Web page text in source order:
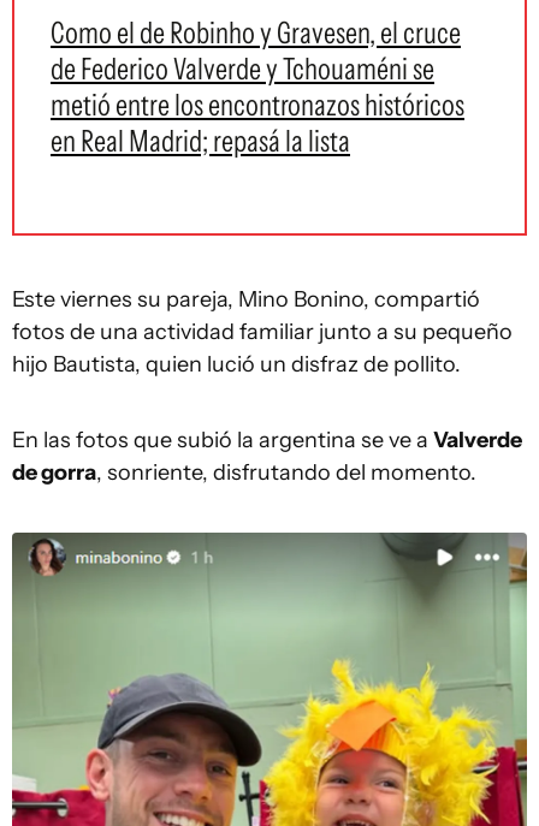
Como el de Robinho y Gravesen, el cruce
de Federico Valverde y Tchouaméni se
metió entre los encontronazos históricos
en Real Madrid; repasá la lista
Este viernes su pareja, Mino Bonino, compartió
fotos de una actividad familiar junto a su pequeño
hijo Bautista, quien lució un disfraz de pollito.
En las fotos que subió la argentina se ve a Valverde
de gorra, sonriente, disfrutando del momento.